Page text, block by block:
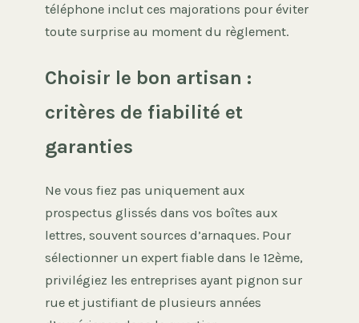
téléphone inclut ces majorations pour éviter
toute surprise au moment du règlement.
Choisir le bon artisan :
critères de fiabilité et
garanties
Ne vous fiez pas uniquement aux
prospectus glissés dans vos boîtes aux
lettres, souvent sources d’arnaques. Pour
sélectionner un expert fiable dans le 12ème,
privilégiez les entreprises ayant pignon sur
rue et justifiant de plusieurs années